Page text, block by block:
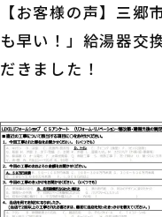
【お客様の声】三郷
も早い！」給湯器交
だきました！